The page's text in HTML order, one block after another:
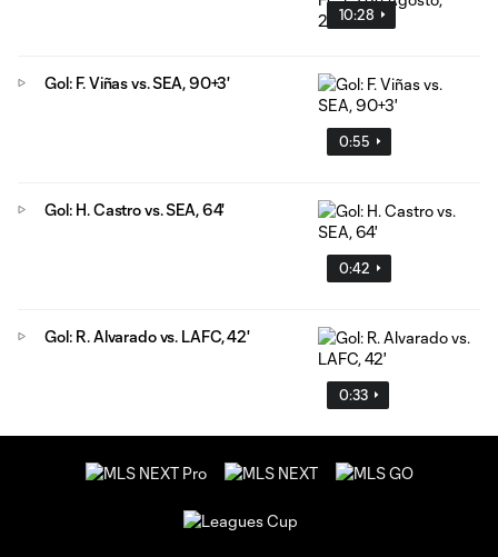
10:28
0:55
Gol: F. Viñas vs. SEA, 90+3'
0:42
Gol: H. Castro vs. SEA, 64'
0:33
Gol: R. Alvarado vs. LAFC, 42'